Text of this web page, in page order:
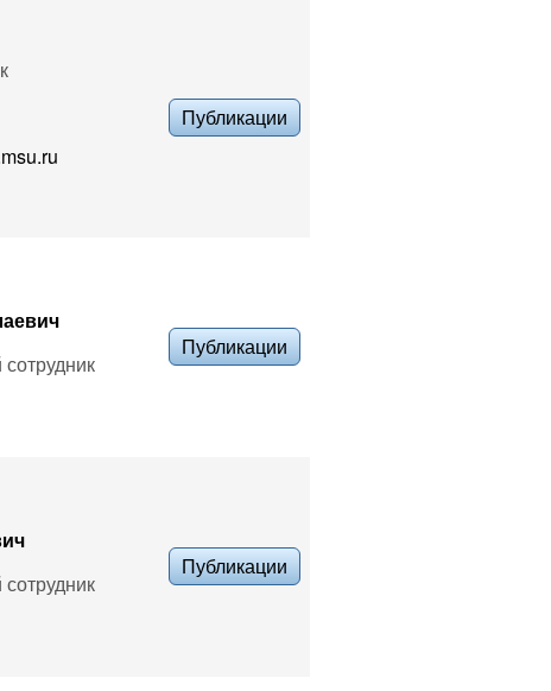
Публикации
Публикации
Публикации